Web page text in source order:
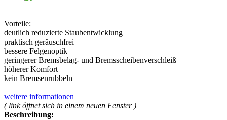
Vorteile:
deutlich reduzierte Staubentwicklung
praktisch geräuschfrei
bessere Felgenoptik
geringerer Bremsbelag- und Bremsscheibenverschleiß
höherer Komfort
kein Bremsenrubbeln
weitere informationen
( link öffnet sich in einem neuen Fenster )
Beschreibung: